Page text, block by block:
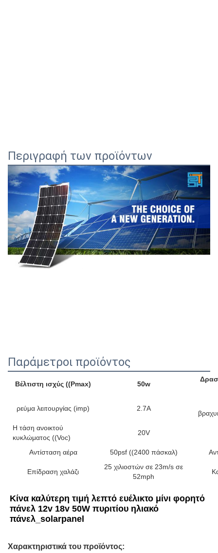
Περιγραφή των προϊόντων
Παράμετροι προϊόντος
Βέλτιστη ισχύς ((Pmax) 50w
ρεύμα λειτουργίας (imp) 2.7Α
Η τάση ανοικτού
κυκλώματος ((Voc)
20V
Αντίσταση αέρα 50psf ((2400 πάσκαλ)
Επίδραση χαλάζι
25 χιλιοστών σε 23m/s σε
52mph
Κίνα καλύτερη τιμή λεπτό ευέλικτο μίνι φορητό
πάνελ 12v 18v 50W πυριτίου ηλιακό
πάνελ_solarpanel
Χαρακτηριστικά του προϊόντος: